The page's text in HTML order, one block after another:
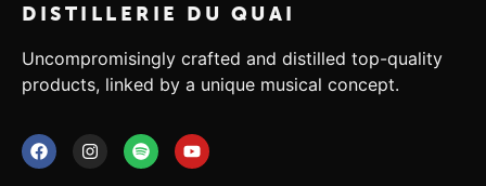
DISTILLERIE DU QUAI
Uncompromisingly crafted and distilled top-quality
products, linked by a unique musical concept.